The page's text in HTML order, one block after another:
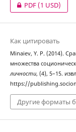
PDF(1 USD)
Как цитировать
Minaiev, Y. P. (2014).
множества
личности, (4), 5–15.
https://
Другие форматы